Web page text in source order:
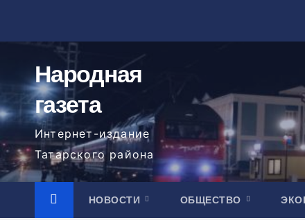
содержимому
Народная
газета
Интернет-издание
Татарского района
НОВОСТИ ОБЩЕСТВО